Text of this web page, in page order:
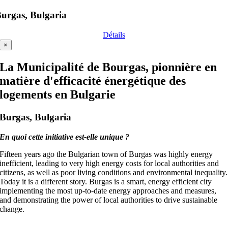
Bulgaria
Détails
×
La Municipalité de Bourgas, pionnière en
matière d'efficacité énergétique des
logements en Bulgarie
Burgas, Bulgaria
En quoi cette initiative est-elle unique ?
Fifteen years ago the Bulgarian town of Burgas was highly energy
inefficient, leading to very high energy costs for local authorities and
citizens, as well as poor living conditions and environmental inequality.
Today it is a different story. Burgas is a smart, energy efficient city
implementing the most up-to-date energy approaches and measures,
and demonstrating the power of local authorities to drive sustainable
change.